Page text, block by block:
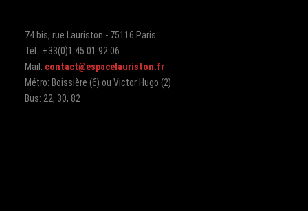
74 bis, rue Lauriston - 75116 Paris
Tél.: +33(0)1 45 01 92 06
Mail: contact@espacelauriston.fr
Métro: Boissière (6) ou Victor Hugo (2)
Bus: 22, 30, 82